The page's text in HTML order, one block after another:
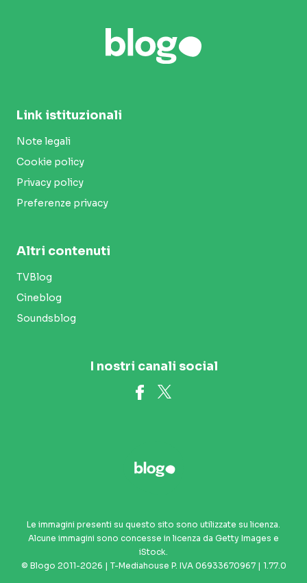
Link istituzionali
Note legali
Cookie policy
Privacy policy
Preferenze privacy
Altri contenuti
TVBlog
Cineblog
Soundsblog
I nostri canali social
Le immagini presenti su questo sito sono utilizzate su licenza.
Alcune immagini sono concesse in licenza da Getty Images e
iStock.
© Blogo 2011-2026 | T-Mediahouse P. IVA 06933670967 | 1.77.0